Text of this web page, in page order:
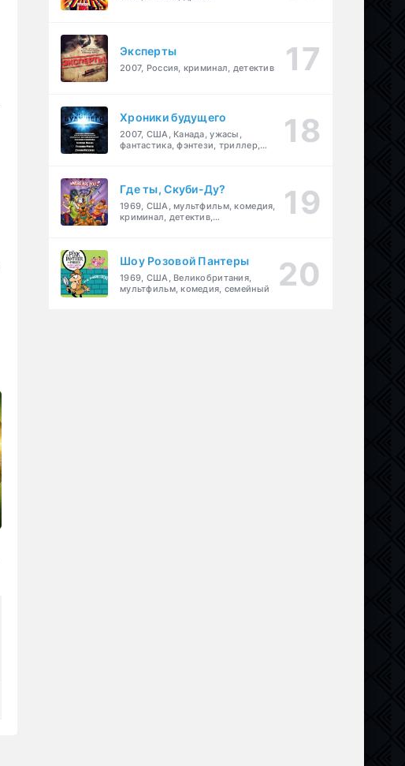
Эксперты
2007, Россия, криминал, детектив
Хроники будущего
2007, США, Канада, ужасы,
фантастика, фэнтези, триллер,
Где ты, Скуби-Ду?
1969, США, мультфильм, комедия,
криминал, детектив,
Шоу Розовой Пантеры
1969, США, Великобритания,
мультфильм, комедия, семейный